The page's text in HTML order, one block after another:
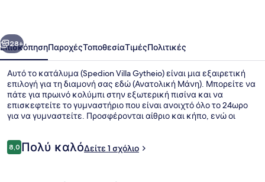
Επόμενο
28+
ΕπισκόπησηΠαροχέςΤοποθεσίαΤιμέςΠολιτικές
Αυτό το κατάλυμα (Spedion Villa Gytheio) είναι μια εξαιρετική
επιλογή για τη διαμονή σας εδώ (Ανατολική Μάνη). Μπορείτε να
πάτε για πρωινό κολύμπι στην εξωτερική πισίνα και να
επισκεφτείτε το γυμναστήριο που είναι ανοιχτό όλο το 24ωρο
για να γυμναστείτε. Προσφέρονται αίθριο και κήπο, ενώ οι
Σχόλια
8,08,0 στα 10
Πολύ καλόΔείτε 1 σχόλιο